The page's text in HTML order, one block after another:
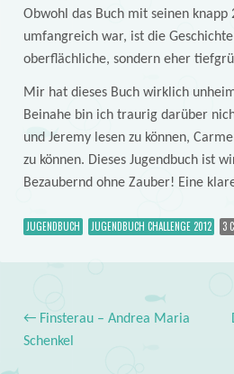
Obwohl das Buch mit seinen knapp
umfangreich war, ist die
oberflächliche, sondern eher
Mir hat dieses Buch wirklich
Beinahe bin ich traurig darüber
und Jeremy lesen zu können,
zu können. Dieses Jugendbuch ist
Bezaubernd ohne Zauber! Eine
JUGENDBUCH JUGENDBUCH CHALLENGE 2012 3
Post
←Finsterau – Andrea Maria
Schenkel